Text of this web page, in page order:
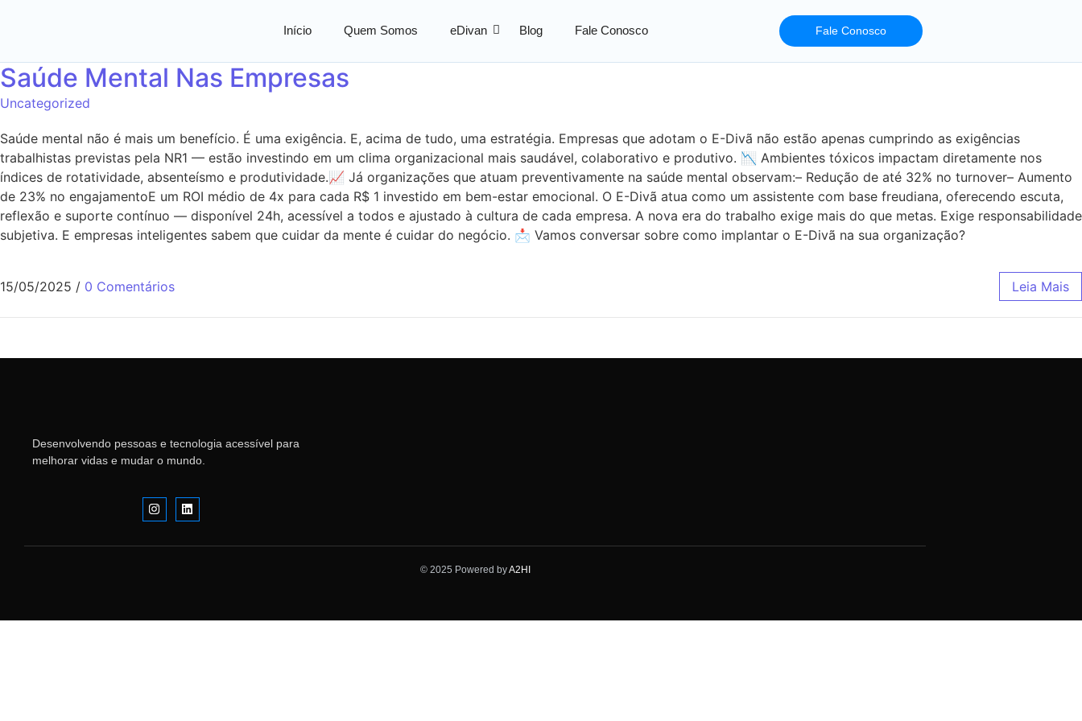
Início Quem Somos eDivan Blog Fale Conosco Fale Conosco
Saúde Mental Nas Empresas
Uncategorized
Saúde mental não é mais um benefício. É uma exigência. E, acima de tudo, uma estratégia. Empresas que adotam o E-Divã não estão apenas cumprindo as exigências
trabalhistas previstas pela NR1 — estão investindo em um clima organizacional mais saudável, colaborativo e produtivo. 📉 Ambientes tóxicos impactam diretamente nos
índices de rotatividade, absenteísmo e produtividade.📈 Já organizações que atuam preventivamente na saúde mental observam:– Redução de até 32% no turnover– Aumento
de 23% no engajamentoE um ROI médio de 4x para cada R$ 1 investido em bem-estar emocional. O E-Divã atua como um assistente com base freudiana, oferecendo escuta,
reflexão e suporte contínuo — disponível 24h, acessível a todos e ajustado à cultura de cada empresa. A nova era do trabalho exige mais do que metas. Exige responsabilidade
subjetiva. E empresas inteligentes sabem que cuidar da mente é cuidar do negócio. 📩 Vamos conversar sobre como implantar o E-Divã na sua organização?
15/05/2025 / 0 Comentários Leia Mais
Desenvolvendo pessoas e tecnologia acessível para
melhorar vidas e mudar o mundo.
© 2025 Powered byA2HI